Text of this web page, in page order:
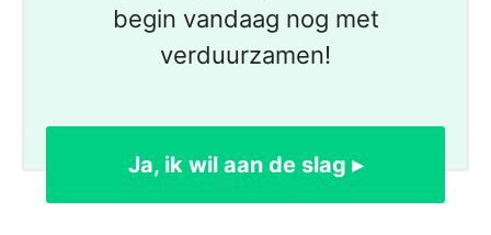
begin vandaag nog met
verduurzamen!
Ja, ik wil aan de slag ▸